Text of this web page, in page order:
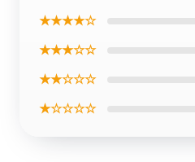
★★★★☆
★★★☆☆
★★☆☆☆
★☆☆☆☆